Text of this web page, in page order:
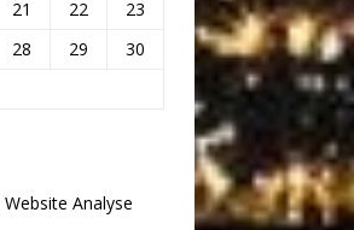
21 22
23
28 29
30